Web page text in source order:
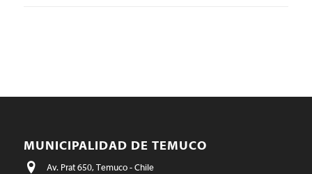
MUNICIPALIDAD DE TEMUCO
Av. Prat 650, Temuco - Chile